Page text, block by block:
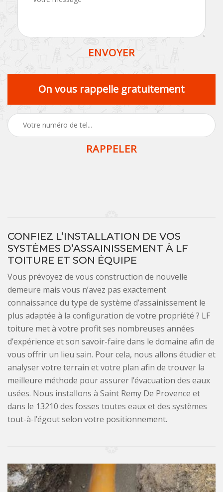
On vous rappelle gratuitement
CONFIEZ L’INSTALLATION DE VOS
SYSTÈMES D’ASSAINISSEMENT À LF
TOITURE ET SON ÉQUIPE
Vous prévoyez de vous construction de nouvelle
demeure mais vous n’avez pas exactement
connaissance du type de système d’assainissement le
plus adaptée à la configuration de votre propriété ? LF
toiture met à votre profit ses nombreuses années
d’expérience et son savoir-faire dans le domaine afin de
vous offrir un lieu sain. Pour cela, nous allons étudier et
analyser votre terrain et votre plan afin de trouver la
meilleure méthode pour assurer l’évacuation des eaux
usées. Nous installons à Saint Remy De Provence et
dans le 13210 des fosses toutes eaux et des systèmes
tout-à-l’égout selon votre positionnement.